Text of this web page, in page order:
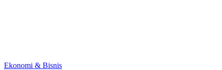
Ekonomi & Bisnis